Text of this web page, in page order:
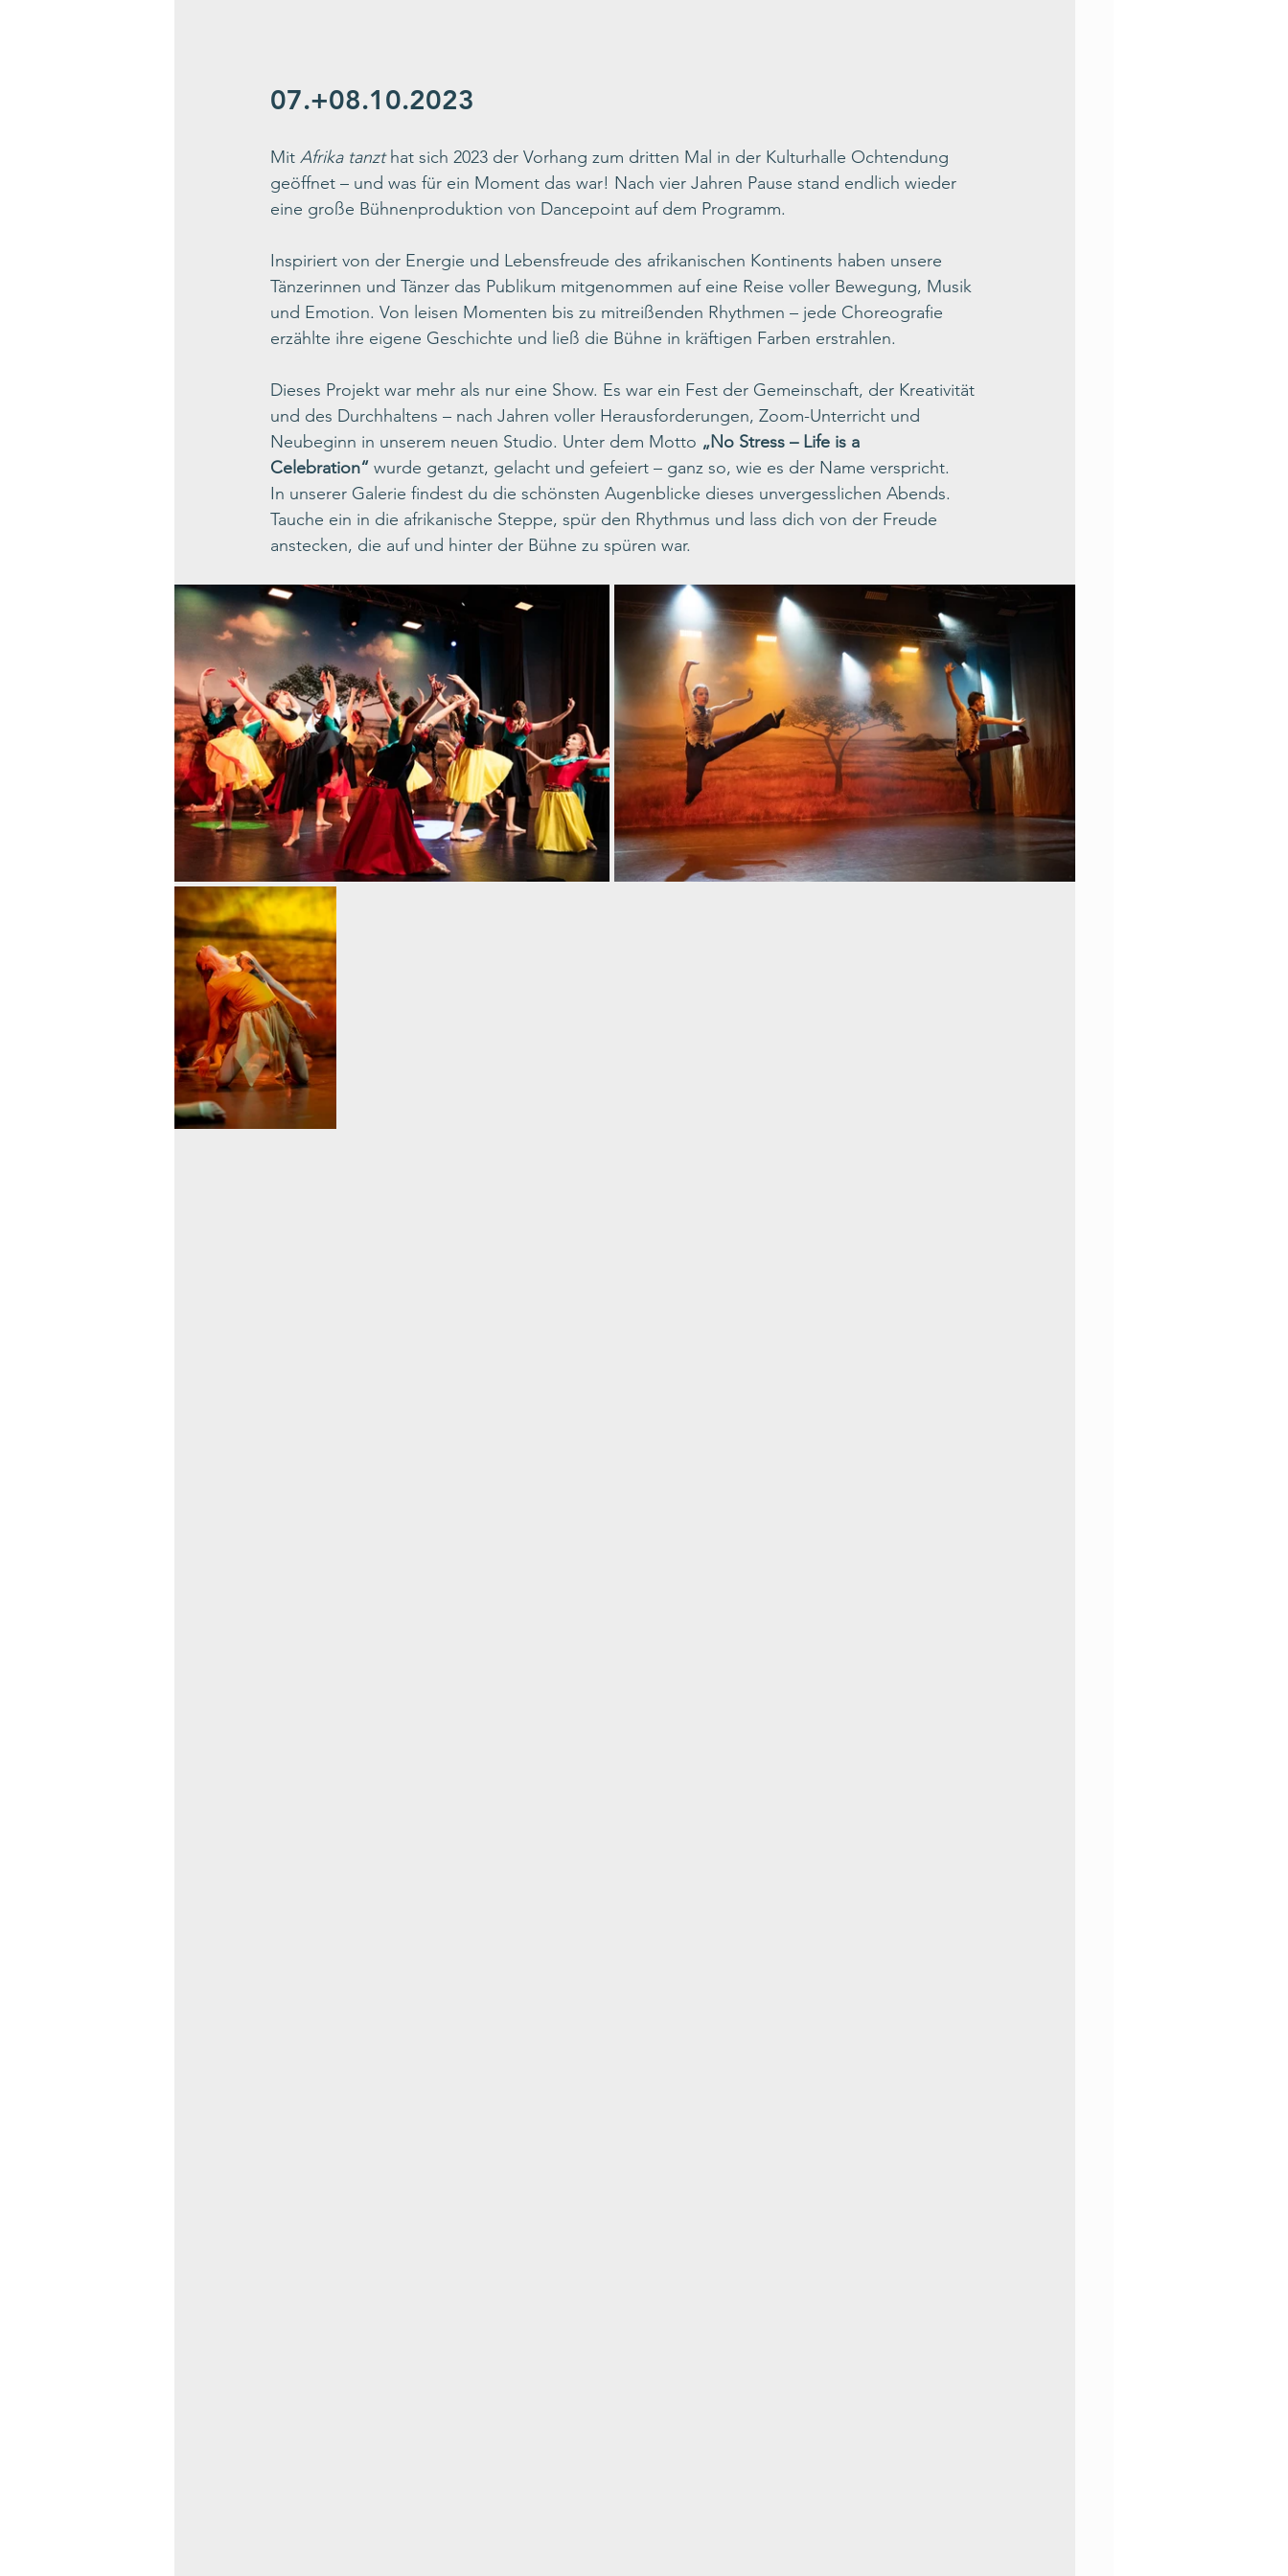
07.+08.10.2023
Mit Afrika tanzt hat sich 2023 der Vorhang zum dritten Mal in der Kulturhalle Ochtendung
geöffnet – und was für ein Moment das war! Nach vier Jahren Pause stand endlich wieder
eine große Bühnenproduktion von Dancepoint auf dem Programm.
Inspiriert von der Energie und Lebensfreude des afrikanischen Kontinents haben unsere
Tänzerinnen und Tänzer das Publikum mitgenommen auf eine Reise voller Bewegung, Musik
und Emotion. Von leisen Momenten bis zu mitreißenden Rhythmen – jede Choreografie
erzählte ihre eigene Geschichte und ließ die Bühne in kräftigen Farben erstrahlen.
Dieses Projekt war mehr als nur eine Show. Es war ein Fest der Gemeinschaft, der Kreativität
und des Durchhaltens – nach Jahren voller Herausforderungen, Zoom-Unterricht und
Neubeginn in unserem neuen Studio. Unter dem Motto „No Stress – Life is a
Celebration“ wurde getanzt, gelacht und gefeiert – ganz so, wie es der Name verspricht.
In unserer Galerie findest du die schönsten Augenblicke dieses unvergesslichen Abends.
Tauche ein in die afrikanische Steppe, spür den Rhythmus und lass dich von der Freude
anstecken, die auf und hinter der Bühne zu spüren war.